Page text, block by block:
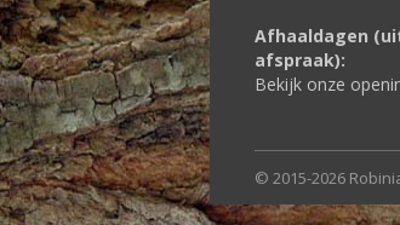
Afhaaldagen
afspraak):
Bekijk onze
© 2015-2026